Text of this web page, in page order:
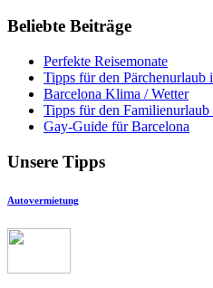
Beliebte Beiträge
Perfekte Reisemonate
Tipps für den Pärchenurlaub
Barcelona Klima / Wetter
Tipps für den Familienurlaub
Gay-Guide für Barcelona
Unsere Tipps
Autovermietung